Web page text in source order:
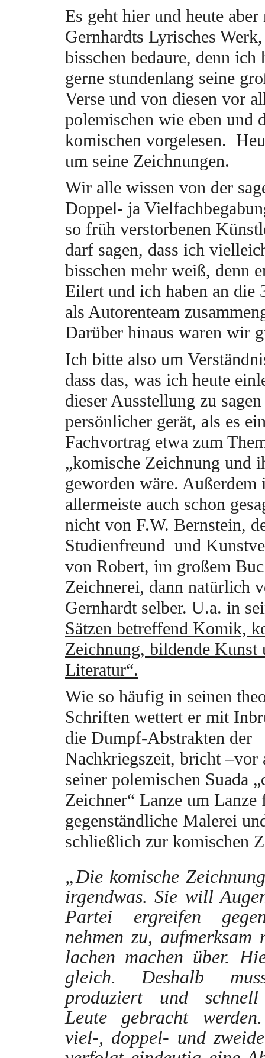
Es geht hier und heute
Gernhardts Lyrisches
bisschen bedaure, denn ich
gerne stundenlang seine
Verse und von diesen vor
polemischen wie eben und
komischen vorgelesen.
um seine Zeichnungen.
Wir alle wissen von der
Doppel- ja
so früh verstorbenen
darf sagen, dass ich
bisschen mehr weiß, denn
Eilert und ich haben an die
als Autorenteam
Darüber hinaus waren wir
Ich bitte also um
dass das, was ich heute
dieser Ausstellung zu
persönlicher gerät, als es
Fachvortrag etwa zum
„komische Zeichnung und
geworden wäre. Außerdem
allermeiste auch schon
nicht von F.W. Bernstein,
Studienfreund und
von Robert, im großem
Zeichnerei, dann natürlich
Gernhardt selber. U.a. in
Sätzen betreffend Komik,
Zeichnung, bildende Kunst
Literatur“.
Wie so häufig in seinen
Schriften wettert er mit
die Dumpf-Abstrakten der
Nachkriegszeit, bricht –vor
seiner polemischen Suada
Zeichner“ Lanze um Lanze
gegenständliche Malerei
schließlich zur komischen
„Die komische
irgendwas. Sie will
Partei ergreifen
nehmen zu, aufmerksam
lachen machen über.
gleich. Deshalb
produziert und
Leute gebracht
viel-, doppel- und